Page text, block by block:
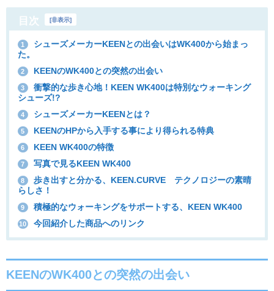
目次 [非表示]
1
シューズメーカーKEENとの出会いはWK400から始まっ
た。
2 KEENのWK400との突然の出会い
3
衝撃的な歩き心地！KEEN WK400は特別なウォーキング
シューズ!?
4 シューズメーカーKEENとは？
5 KEENのHPから入手する事により得られる特典
6 KEEN WK400の特徴
7 写真で見るKEEN WK400
8
歩き出すと分かる、KEEN.CURVE™︎テクノロジーの素晴
らしさ！
9 積極的なウォーキングをサポートする、KEEN WK400
10 今回紹介した商品へのリンク
KEENのWK400との突然の出会い